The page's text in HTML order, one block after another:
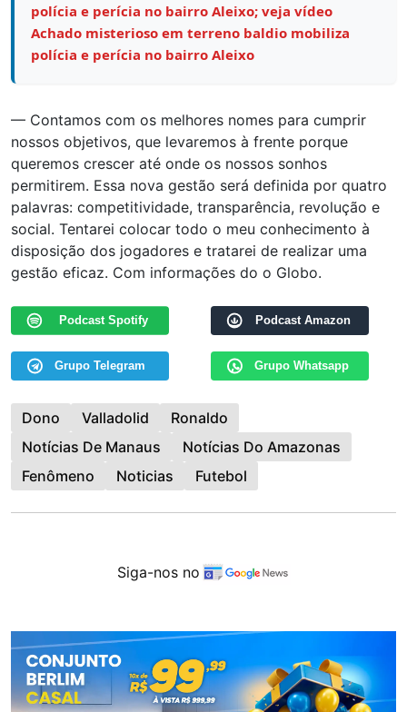
polícia e perícia no bairro Aleixo; veja vídeo
Achado misterioso em terreno baldio mobiliza
polícia e perícia no bairro Aleixo
— Contamos com os melhores nomes para cumprir
nossos objetivos, que levaremos à frente porque
queremos crescer até onde os nossos sonhos
permitirem. Essa nova gestão será definida por quatro
palavras: competitividade, transparência, revolução e
social. Tentarei colocar todo o meu conhecimento à
disposição dos jogadores e tratarei de realizar uma
gestão eficaz. Com informações do o Globo.
Podcast Spotify Podcast Amazon
Grupo Telegram Grupo Whatsapp
Dono Valladolid
Ronaldo
Notícias De Manaus
Notícias Do Amazonas
Fenômeno
Noticias Futebol
Siga-nos no